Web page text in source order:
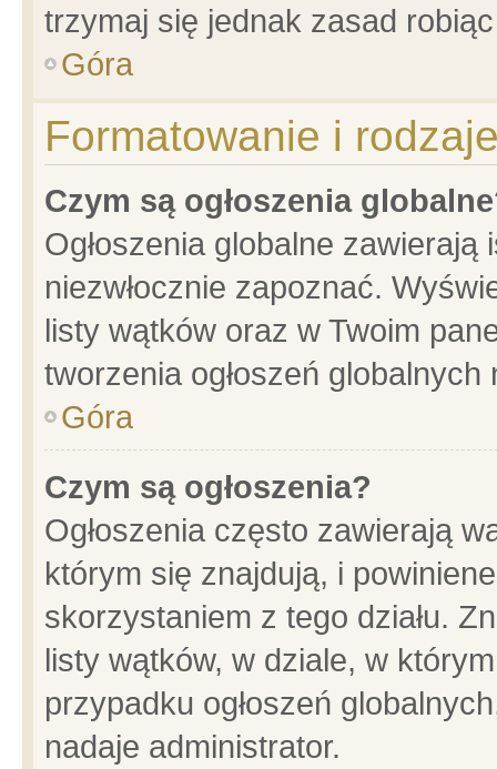
trzymaj się jednak zasad
Góra
Formatowanie i
Czym są ogłoszenia
Ogłoszenia globalne
niezwłocznie zapoznać.
listy wątków oraz w Twoim
tworzenia ogłoszeń
Góra
Czym są ogłoszenia?
Ogłoszenia często zawierają
którym się znajdują, i
skorzystaniem z tego działu.
listy wątków, w dziale, w
przypadku ogłoszeń
nadaje administrator.